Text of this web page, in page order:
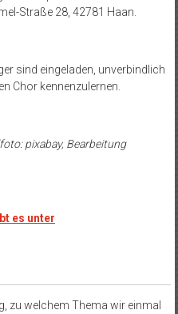
Straße 28, 42781 Haan.
sind eingeladen, unverbindlich
Chor kennenzulernen.
pixabay, Bearbeitung
es unter
zu welchem Thema wir einmal